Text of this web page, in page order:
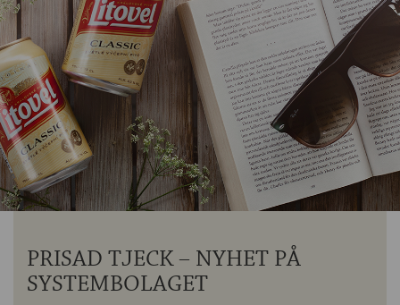
UTVALDA ÖL
UTVALDA CIDER
UTVALDA DESTILLAT
OM ÖLKOLLEN
KONTAKTA OSS
PRISAD TJECK – NYHET PÅ
SYSTEMBOLAGET